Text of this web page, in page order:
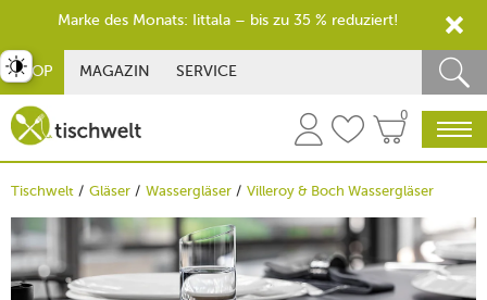
SHOP MAGAZIN SERVICE
0
Tischwelt Gläser Wassergläser Villeroy & Boch Wassergläser
umschalten
Marke des Monats: Iittala – bis zu 35 % reduziert!